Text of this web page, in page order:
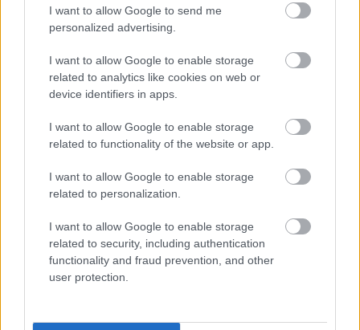
I want to allow Google to send me
personalized advertising.
I want to allow Google to enable storage
related to analytics like cookies on web or
device identifiers in apps.
I want to allow Google to enable storage
related to functionality of the website or app.
I want to allow Google to enable storage
related to personalization.
I want to allow Google to enable storage
related to security, including authentication
functionality and fraud prevention, and other
user protection.
sareng jalma latihan dina elips.
Klik atanapi ketok gambar kanggo inpormasi lengkep
Kalenturan Mesin Elliptikal